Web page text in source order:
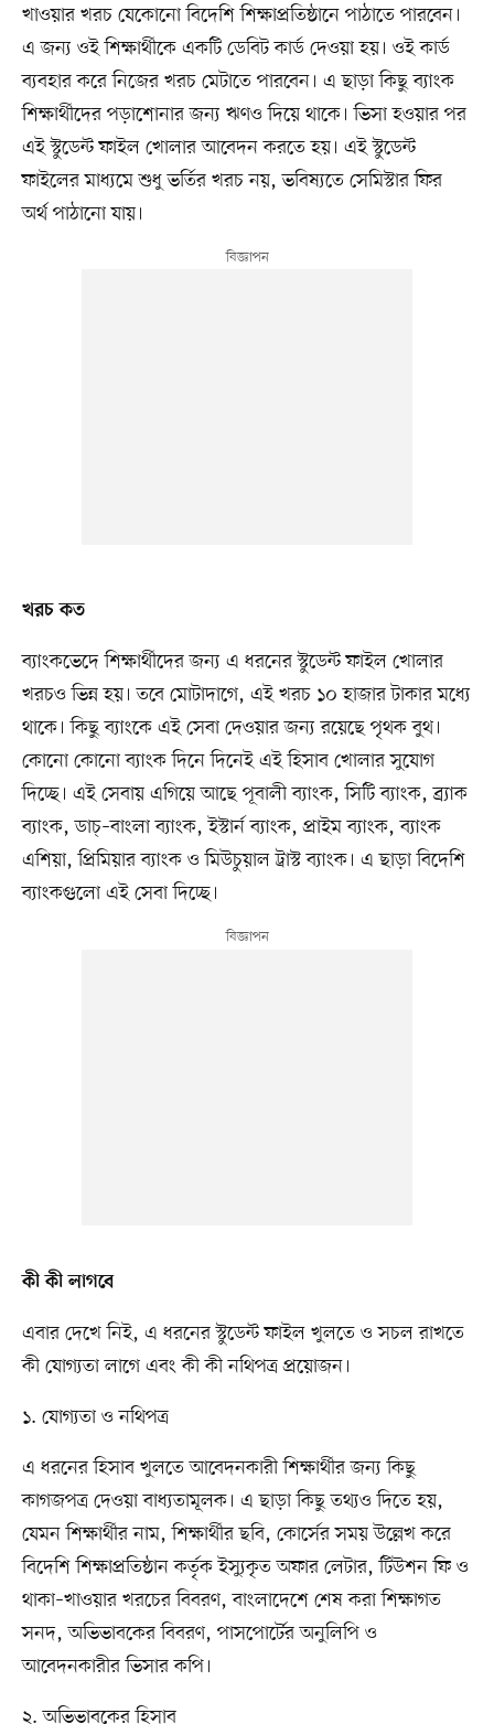
খাওয়ার খরচ যেকোনো বিদেশি শিক্ষাপ্রতিষ্ঠানে পাঠাতে পারবেন।
এ জন্য ওই শিক্ষার্থীকে একটি ডেবিট কার্ড দেওয়া হয়। ওই কার্ড
ব্যবহার করে নিজের খরচ মেটাতে পারবেন। এ ছাড়া কিছু ব্যাংক
শিক্ষার্থীদের পড়াশোনার জন্য ঋণও দিয়ে থাকে। ভিসা হওয়ার পর
এই স্টুডেন্ট ফাইল খোলার আবেদন করতে হয়। এই স্টুডেন্ট
ফাইলের মাধ্যমে শুধু ভর্তির খরচ নয়, ভবিষ্যতে সেমিস্টার ফির
অর্থ পাঠানো যায়।
খরচ কত
ব্যাংকভেদে শিক্ষার্থীদের জন্য এ ধরনের স্টুডেন্ট ফাইল খোলার
খরচও ভিন্ন হয়। তবে মোটাদাগে, এই খরচ ১০ হাজার টাকার মধ্যে
থাকে। কিছু ব্যাংকে এই সেবা দেওয়ার জন্য রয়েছে পৃথক বুথ।
কোনো কোনো ব্যাংক দিনে দিনেই এই হিসাব খোলার সুযোগ
দিচ্ছে। এই সেবায় এগিয়ে আছে পূবালী ব্যাংক, সিটি ব্যাংক, ব্র্যাক
ব্যাংক, ডাচ্‌–বাংলা ব্যাংক, ইস্টার্ন ব্যাংক, প্রাইম ব্যাংক, ব্যাংক
এশিয়া, প্রিমিয়ার ব্যাংক ও মিউচুয়াল ট্রাস্ট ব্যাংক। এ ছাড়া বিদেশি
ব্যাংকগুলো এই সেবা দিচ্ছে।
কী কী লাগবে
এবার দেখে নিই, এ ধরনের স্টুডেন্ট ফাইল খুলতে ও সচল রাখতে
কী যোগ্যতা লাগে এবং কী কী নথিপত্র প্রয়োজন।
১. যোগ্যতা ও নথিপত্র
এ ধরনের হিসাব খুলতে আবেদনকারী শিক্ষার্থীর জন্য কিছু
কাগজপত্র দেওয়া বাধ্যতামূলক। এ ছাড়া কিছু তথ্যও দিতে হয়,
যেমন শিক্ষার্থীর নাম, শিক্ষার্থীর ছবি, কোর্সের সময় উল্লেখ করে
বিদেশি শিক্ষাপ্রতিষ্ঠান কর্তৃক ইস্যুকৃত অফার লেটার, টিউশন ফি ও
থাকা–খাওয়ার খরচের বিবরণ, বাংলাদেশে শেষ করা শিক্ষাগত
সনদ, অভিভাবকের বিবরণ, পাসপোর্টের অনুলিপি ও
আবেদনকারীর ভিসার কপি।
২. অভিভাবকের হিসাব